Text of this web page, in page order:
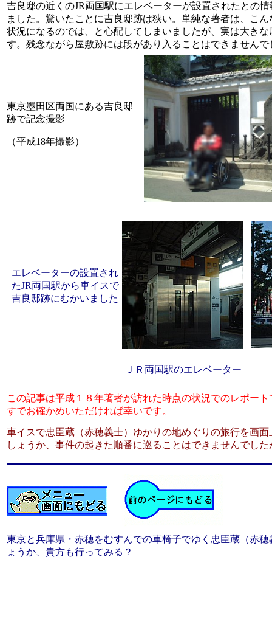
吉良邸の近くのJR両国駅にエレベーターが設置されたとの
ました。驚いたことに吉良邸跡は狭い。単純な著者は、こ
状況になるのでは、と心配してしまいましたが、実は大き
す。残念ながら屋敷跡には段があり入ることはできませんで
東京墨田区両国にある吉良邸
跡で記念撮影
（平成18年撮影）
エレベーターの設置され
たJR両国駅から車イスで
吉良邸跡にむかいました
ＪＲ両国駅のエレベーター
この記事は平成１８年著者が訪れた時点の状況でのレポー
すでお確かめいただければ幸いです。
車イスで忠臣蔵（赤穂義士）ゆかりの地めぐりの旅行を画
しょうか、事件の起きた順番に巡ることはできませんでし
東京と兵庫県・赤穂をむすんでの車椅子でゆく忠臣蔵（赤
ょうか、貴方も行ってみる？